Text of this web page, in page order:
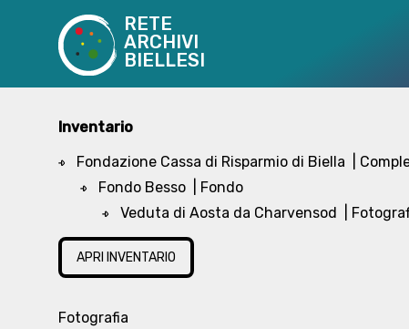
RETE
ARCHIVI
BIELLESI
Inventario
Fondazione Cassa di Risparmio di Biella
|
Fondo Besso
| Fondo
Veduta di Aosta da Charvensod
|
APRI INVENTARIO
Fotografia